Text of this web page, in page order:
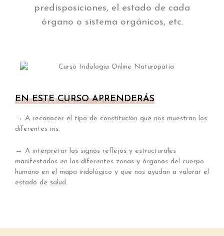
predisposiciones, el estado de cada
órgano o sistema orgánicos, etc.
EN ESTE CURSO APRENDERÁS
→ A reconocer el tipo de constitución que nos muestran los
diferentes iris.
→ A interpretar los signos reflejos y estructurales
manifestados en las diferentes zonas y órganos del cuerpo
humano en el mapa iridológico y que nos ayudan a valorar el
estado de salud.